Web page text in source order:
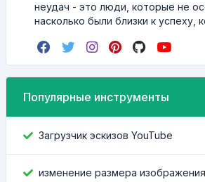
неудач - это люди, которые не
насколько были близки к успеху,
Популярные инструменты
Загрузчик эскизов YouTube
изменение размера изображения